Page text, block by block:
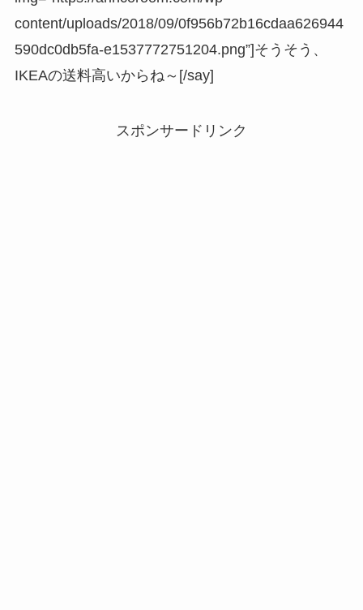
content/uploads/2018/09/0f956b72b16cdaa626944
590dc0db5fa-e1537772751204.png”]そうそう、
IKEAの送料高いからね～[/say]
スポンサードリンク